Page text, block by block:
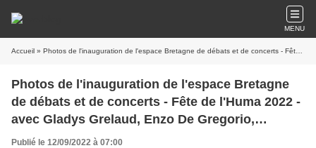
MENU
Accueil » Photos de l'inauguration de l'espace Bretagne de débats et de concerts - Fête de l'Huma 2022 - avec Gladys Grelaud, Enzo De Gregorio, Philippe Jumeau
Photos de l'inauguration de l'espace Bretagne
de débats et de concerts - Fête de l'Huma 2022 -
avec Gladys Grelaud, Enzo De Gregorio,
Philippe Jumeau
Publié le 12/09/2022 à 07:00